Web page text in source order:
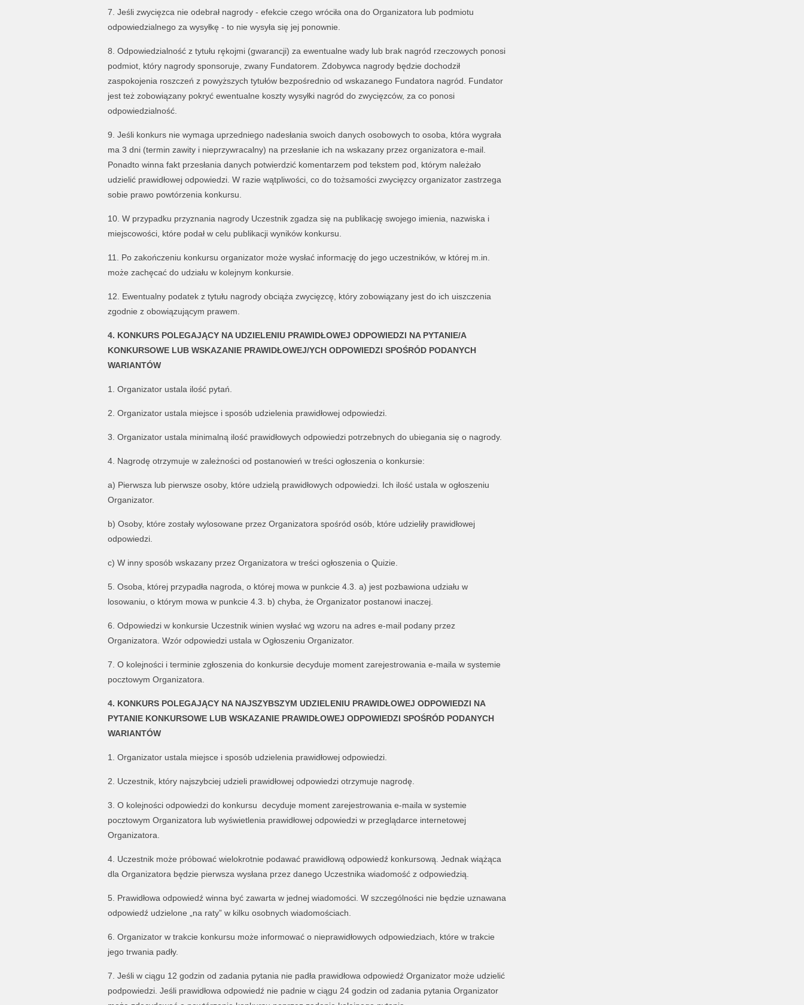
7. Jeśli zwycięzca nie odebrał nagrody - efekcie czego wróciła ona do Organizatora lub podmiotu
odpowiedzialnego za wysyłkę - to nie wysyła się jej ponownie.
8. Odpowiedzialność z tytułu rękojmi (gwarancji) za ewentualne wady lub brak nagród rzeczowych ponosi
podmiot, który nagrody sponsoruje, zwany Fundatorem. Zdobywca nagrody będzie dochodził
zaspokojenia roszczeń z powyższych tytułów bezpośrednio od wskazanego Fundatora nagród. Fundator
jest też zobowiązany pokryć ewentualne koszty wysyłki nagród do zwycięzców, za co ponosi
odpowiedzialność.
9. Jeśli konkurs nie wymaga uprzedniego nadesłania swoich danych osobowych to osoba, która wygrała
ma 3 dni (termin zawity i nieprzywracalny) na przesłanie ich na wskazany przez organizatora e-mail.
Ponadto winna fakt przesłania danych potwierdzić komentarzem pod tekstem pod, którym należało
udzielić prawidłowej odpowiedzi. W razie wątpliwości, co do tożsamości zwycięzcy organizator zastrzega
sobie prawo powtórzenia konkursu.
10. W przypadku przyznania nagrody Uczestnik zgadza się na publikację swojego imienia, nazwiska i
miejscowości, które podał w celu publikacji wyników konkursu.
11. Po zakończeniu konkursu organizator może wysłać informację do jego uczestników, w której m.in.
może zachęcać do udziału w kolejnym konkursie.
12. Ewentualny podatek z tytułu nagrody obciąża zwycięzcę, który zobowiązany jest do ich uiszczenia
zgodnie z obowiązującym prawem.
4. KONKURS POLEGAJĄCY NA UDZIELENIU PRAWIDŁOWEJ ODPOWIEDZI NA PYTANIE/A
KONKURSOWE LUB WSKAZANIE PRAWIDŁOWEJ/YCH ODPOWIEDZI SPOŚRÓD PODANYCH
WARIANTÓW
1. Organizator ustala ilość pytań.
2. Organizator ustala miejsce i sposób udzielenia prawidłowej odpowiedzi.
3. Organizator ustala minimalną ilość prawidłowych odpowiedzi potrzebnych do ubiegania się o nagrody.
4. Nagrodę otrzymuje w zależności od postanowień w treści ogłoszenia o konkursie:
a) Pierwsza lub pierwsze osoby, które udzielą prawidłowych odpowiedzi. Ich ilość ustala w ogłoszeniu
Organizator.
b) Osoby, które zostały wylosowane przez Organizatora spośród osób, które udzieliły prawidłowej
odpowiedzi.
c) W inny sposób wskazany przez Organizatora w treści ogłoszenia o Quizie.
5. Osoba, której przypadła nagroda, o której mowa w punkcie 4.3. a) jest pozbawiona udziału w
losowaniu, o którym mowa w punkcie 4.3. b) chyba, że Organizator postanowi inaczej.
6. Odpowiedzi w konkursie Uczestnik winien wysłać wg wzoru na adres e-mail podany przez
Organizatora. Wzór odpowiedzi ustala w Ogłoszeniu Organizator.
7. O kolejności i terminie zgłoszenia do konkursie decyduje moment zarejestrowania e-maila w systemie
pocztowym Organizatora.
4. KONKURS POLEGAJĄCY NA NAJSZYBSZYM UDZIELENIU PRAWIDŁOWEJ ODPOWIEDZI NA
PYTANIE KONKURSOWE LUB WSKAZANIE PRAWIDŁOWEJ ODPOWIEDZI SPOŚRÓD PODANYCH
WARIANTÓW
1. Organizator ustala miejsce i sposób udzielenia prawidłowej odpowiedzi.
2. Uczestnik, który najszybciej udzieli prawidłowej odpowiedzi otrzymuje nagrodę.
3. O kolejności odpowiedzi do konkursu decyduje moment zarejestrowania e-maila w systemie
pocztowym Organizatora lub wyświetlenia prawidłowej odpowiedzi w przeglądarce internetowej
Organizatora.
4. Uczestnik może próbować wielokrotnie podawać prawidłową odpowiedź konkursową. Jednak wiążąca
dla Organizatora będzie pierwsza wysłana przez danego Uczestnika wiadomość z odpowiedzią.
5. Prawidłowa odpowiedź winna być zawarta w jednej wiadomości. W szczególności nie będzie uznawana
odpowiedź udzielone „na raty” w kilku osobnych wiadomościach.
6. Organizator w trakcie konkursu może informować o nieprawidłowych odpowiedziach, które w trakcie
jego trwania padły.
7. Jeśli w ciągu 12 godzin od zadania pytania nie padła prawidłowa odpowiedź Organizator może udzielić
podpowiedzi. Jeśli prawidłowa odpowiedź nie padnie w ciągu 24 godzin od zadania pytania Organizator